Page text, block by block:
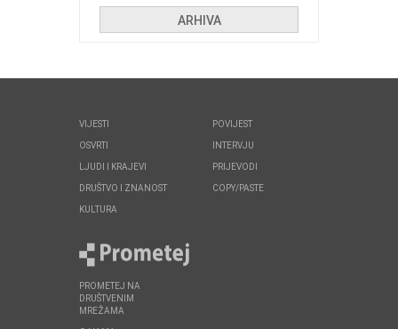
ARHIVA
VIJESTI
OSVRTI
LJUDI I KRAJEVI
DRUŠTVO I ZNANOST
KULTURA
POVIJEST
INTERVJU
PRIJEVODI
COPY/PASTE
PROMETEJ NA
DRUŠTVENIM
MREŽAMA